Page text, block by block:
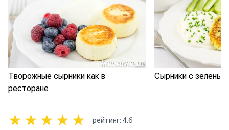
Творожные сырники как в
ресторане
Сырники с
★ ★ ★ ★ ★ рейтинг: 4.6